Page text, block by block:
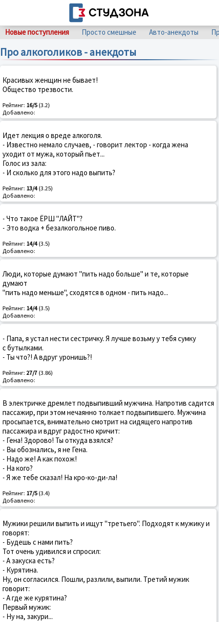
Новые поступления Просто смешные Авто-анекдоты
Про алкоголиков - анекдоты
Красивых женщин не бывает!
Общество трезвости.
Рейтинг: 16/5(3.2)
Добавлено:
Идет лекция о вреде алкоголя.
- Известно немало случаев, - говорит лектор - когда жена
уходит от мужа, который пьет...
Голос из зала:
- И сколько для этого надо выпить?
Рейтинг: 13/4(3.25)
Добавлено:
- Что такое ЁРШ "ЛАЙТ"?
- Это водка + безалкогольное пиво.
Рейтинг: 14/4(3.5)
Добавлено:
Люди, которые думают "пить надо больше" и те, которые
думают
"пить надо меньше", сходятся в одном - пить надо...
Рейтинг: 14/4(3.5)
Добавлено:
- Папа, я yстал нести сестpичкy. Я лyчше возьмy y тебя сyмкy
с бyтылками.
- Ты что?! А вдpyг ypонишь?!
Рейтинг: 27/7 (3.86)
Добавлено:
В электричке дремлет подвыпивший мужчина. Напротив садится
пассажир, при этом нечаянно толкает подвыпившего. Мужчина
просыпается, внимательно смотрит на сидящего напротив
пассажира и вдруг радостно кричит:
- Гена! Здорово! Ты откуда взялся?
- Вы обознались, я не Гена.
- Надо же! А как похож!
- На кого?
- Я же тебе сказал! На кро-ко-ди-ла!
Рейтинг: 17/5(3.4)
Добавлено:
Мyжики pешили выпить и ищyт "тpетьего". Подходят к мyжикy и
говоpят:
- Бyдешь с нами пить?
Тот очень yдивился и спpосил:
- А закyска есть?
- Кypятина.
Hy, он согласился. Пошли, pазлили, выпили. Тpетий мyжик
говоpит:
- А где же кypятина?
Пеpвый мyжик:
- Hy на, закypи...